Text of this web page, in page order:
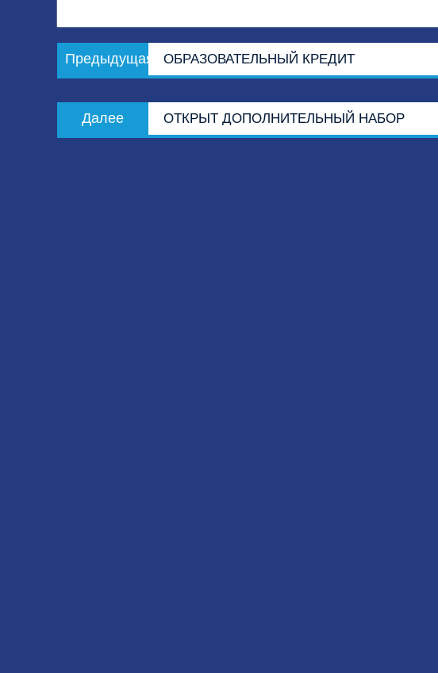
Навигация
по
Предыдущая
запись:
ОБРАЗОВАТЕЛЬНЫЙ КРЕДИТ
Далее
запись:
ОТКРЫТ ДОПОЛНИТЕЛЬНЫЙ НАБОР